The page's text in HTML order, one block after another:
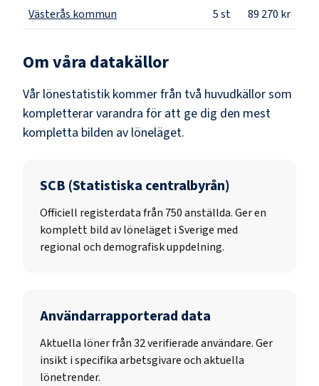
Västerås kommun
5st 89 270 kr
Om våra datakällor
Vår lönestatistik kommer från två huvudkällor som
kompletterar varandra för att ge dig den mest
kompletta bilden av löneläget.
SCB (Statistiska centralbyrån)
Officiell registerdata från 750anställda. Ger en
komplett bild av löneläget i Sverige med
regional och demografisk uppdelning.
Användarrapporterad data
Aktuella löner från 32 verifierade användare. Ger
insikt i specifika arbetsgivare och aktuella
lönetrender.